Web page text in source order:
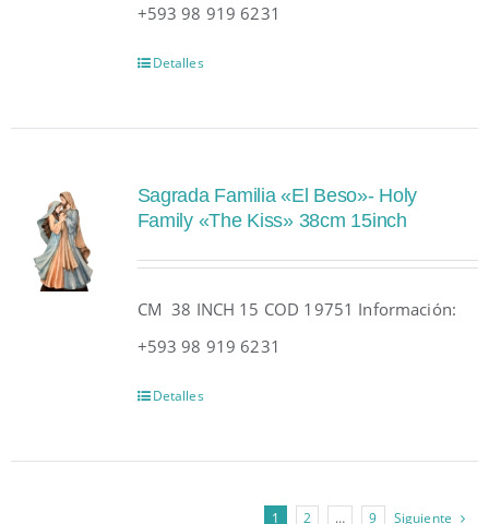
+593 98 919 6231
Detalles
Sagrada Familia «El Beso»- Holy
Family «The Kiss» 38cm 15inch
CM 38 INCH 15 COD 19751 Información:
+593 98 919 6231
Detalles
1 2 … 9 Siguiente